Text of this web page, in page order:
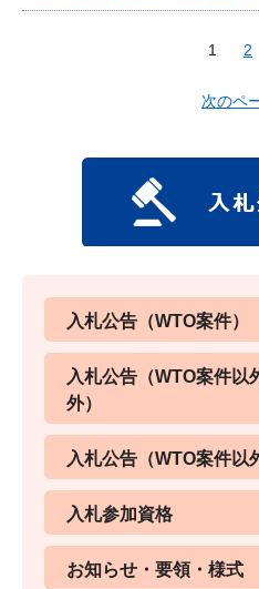
1 2
次のペ
入札公告（WTO案件）
入札公告（WTO案件以
外）
入札公告（WTO案件以
入札参加資格
お知らせ・要領・様式